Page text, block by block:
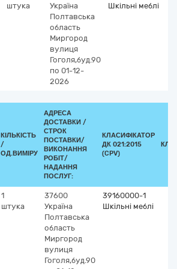
штука
Україна
Полтавська
область
Миргород
вулиця
Гоголя,буд.90
по 01-12-
2026
Шкільні меблі
КІЛЬКІСТЬ
/
ОД.ВИМІРУ
АДРЕСА
ДОСТАВКИ /
СТРОК
ПОСТАВКИ/
ВИКОНАННЯ
РОБІТ/
НАДАННЯ
ПОСЛУГ:
КЛАСИФІКАТОР
ДК 021:2015
(CPV)
1
штука
37600
Україна
Полтавська
область
Миргород
вулиця
Гоголя,буд.90
39160000-1
Шкільні меблі